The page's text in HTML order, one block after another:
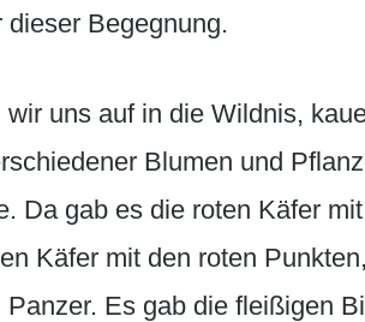
dieser Begegnung.
wir uns auf in die Wildnis,
Blumen und
Da gab es die roten Käfer
Käfer mit den roten
Es gab die fleißigen